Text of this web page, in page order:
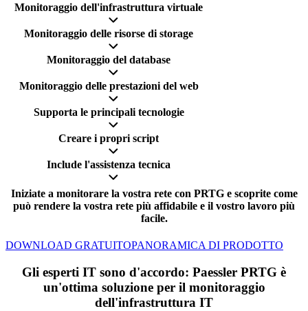
Monitoraggio dell'infrastruttura virtuale
Monitoraggio delle risorse di storage
Monitoraggio del database
Monitoraggio delle prestazioni del web
Supporta le principali tecnologie
Creare i propri script
Include l'assistenza tecnica
Iniziate a monitorare la vostra rete con PRTG e scoprite come
può rendere la vostra rete più affidabile e il vostro lavoro più
facile.
DOWNLOAD GRATUITOPANORAMICA DI PRODOTTO
Gli esperti IT sono d'accordo: Paessler PRTG è
un'ottima soluzione per il monitoraggio
dell'infrastruttura IT